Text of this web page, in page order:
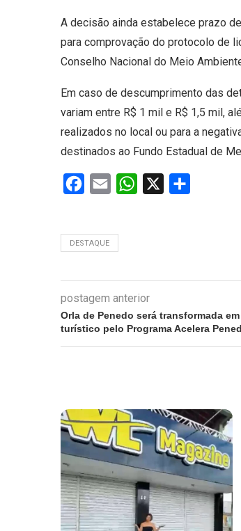
A decisão ainda estabelece prazo
para comprovação do protocolo de
Conselho Nacional do Meio
Em caso de descumprimento das
variam entre R$ 1 mil e R$ 1,5 mil,
realizados no local ou para a
destinados ao Fundo Estadual de
Facebook
Email WhatsApp
DESTAQUE
postagem anterior
Orla de Penedo será transformada
turístico pelo Programa Acelera